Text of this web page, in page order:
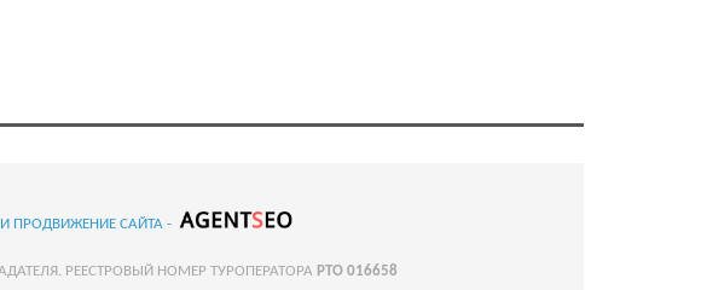
И ПРОДВИЖЕНИЕ САЙТА -
РЕЕСТРОВЫЙ НОМЕР ТУРОПЕРАТОРА РТО 016658